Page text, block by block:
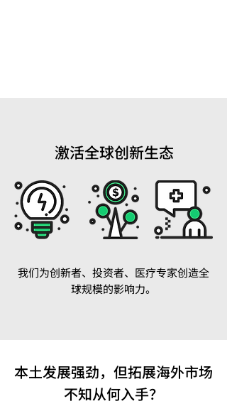
激活全球创新生态
我们为创新者、投资者、医疗专家创造全
球规模的影响力。​
本土发展强劲，但拓展海外市场
不知从何入手？